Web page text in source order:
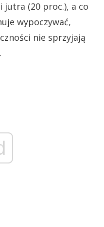
jutra (20 proc.), a co
wypoczywać,
nie sprzyjają